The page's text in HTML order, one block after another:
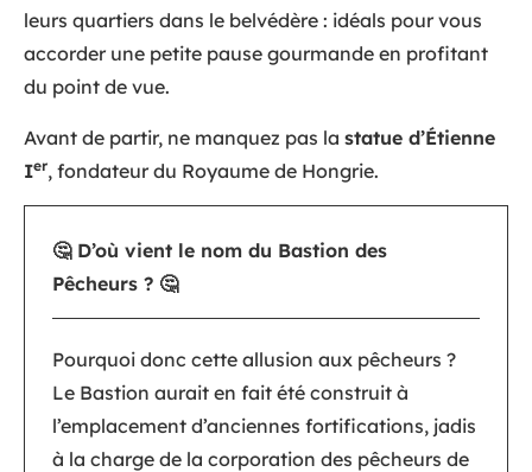
leurs quartiers dans le belvédère : idéals pour vous
accorder une petite pause gourmande en profitant
du point de vue.
Avant de partir, ne manquez pas la statue d’Étienne
Ier, fondateur du Royaume de Hongrie.
🤔 D’où vient le nom du Bastion des
Pêcheurs ? 🤔
Pourquoi donc cette allusion aux pêcheurs ?
Le Bastion aurait en fait été construit à
l’emplacement d’anciennes fortifications, jadis
à la charge de la corporation des pêcheurs de